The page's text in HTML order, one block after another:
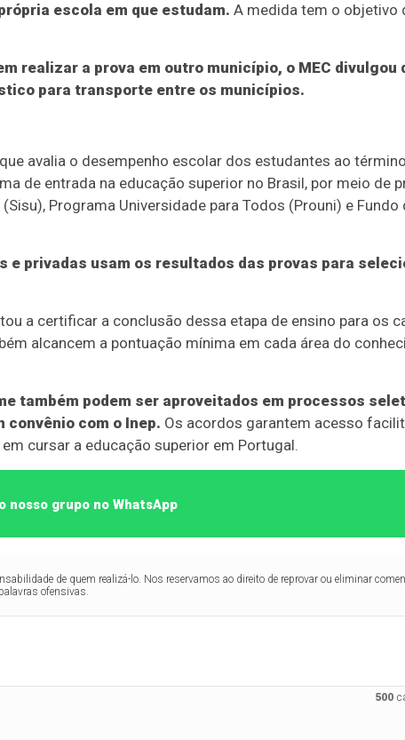
escola em que estudam. A medida tem o objetivo
realizar a prova em outro município, o MEC divulgou
para transporte entre os municípios.
avalia o desempenho escolar dos estudantes ao
de entrada na educação superior no Brasil, por meio de
Programa Universidade para Todos (Prouni) e Fundo
privadas usam os resultados das provas para
a certificar a conclusão dessa etapa de ensino para os
alcancem a pontuação mínima em cada área do
também podem ser aproveitados em processos
com o Inep. Os acordos garantem acesso
cursar a educação superior em Portugal.
nosso grupo no WhatsApp
de quem realizá-lo. Nos reservamos ao direito de reprovar ou eliminar
ofensivas.
500